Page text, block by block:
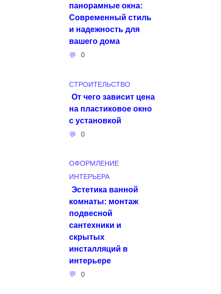
панорамные окна:
Современный стиль
и надежность для
вашего дома
0
СТРОИТЕЛЬСТВО
От чего зависит цена
на пластиковое окно
с установкой
0
ОФОРМЛЕНИЕ
ИНТЕРЬЕРА
Эстетика ванной
комнаты: монтаж
подвесной
сантехники и
скрытых
инсталляций в
интерьере
0